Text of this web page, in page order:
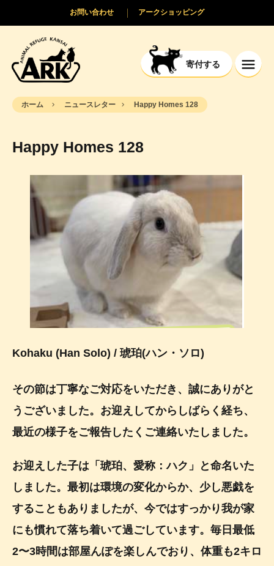
寄付する
アークショッピング
お問い合わせ
ホーム ニュースレター Happy Homes 128
Happy Homes 128
Kohaku (Han Solo) / 琥珀(ハン・ソロ)
その節は丁寧なご対応をいただき、誠にありがと
うございました。お迎えしてからしばらく経ち、
最近の様子をご報告したくご連絡いたしました。
お迎えした子は「琥珀、愛称：ハク」と命名いた
しました。最初は環境の変化からか、少し悪戯を
することもありましたが、今ではすっかり我が家
にも慣れて落ち着いて過ごしています。毎日最低
2〜3時間は部屋んぽを楽しんでおり、体重も2キロ